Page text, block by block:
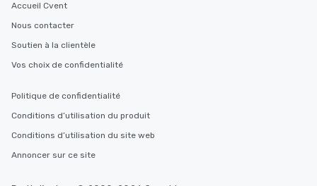
Accueil Cvent
Nous contacter
Soutien à la clientèle
Vos choix de confidentialité
Politique de confidentialité
Conditions d’utilisation du produit
Conditions d’utilisation du site web
Annoncer sur ce site